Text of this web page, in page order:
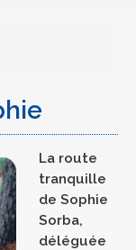
La route
tranquille
de Sophie
Sorba,
déléguée